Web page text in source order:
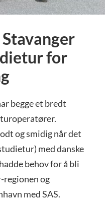
Stavanger
for
begge et bredt
og smidig når det
med danske
behov for å bli
regionen og
med SAS.